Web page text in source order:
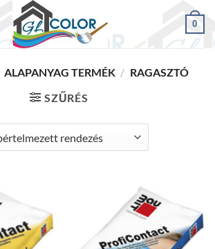
0
ALAPANYAG TERMÉK / RAGASZTÓ
SZŰRÉS